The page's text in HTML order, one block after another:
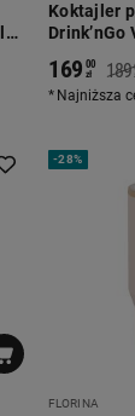
Koktajler
169 00
zł 189
Najniższa
-28%
FLORINA